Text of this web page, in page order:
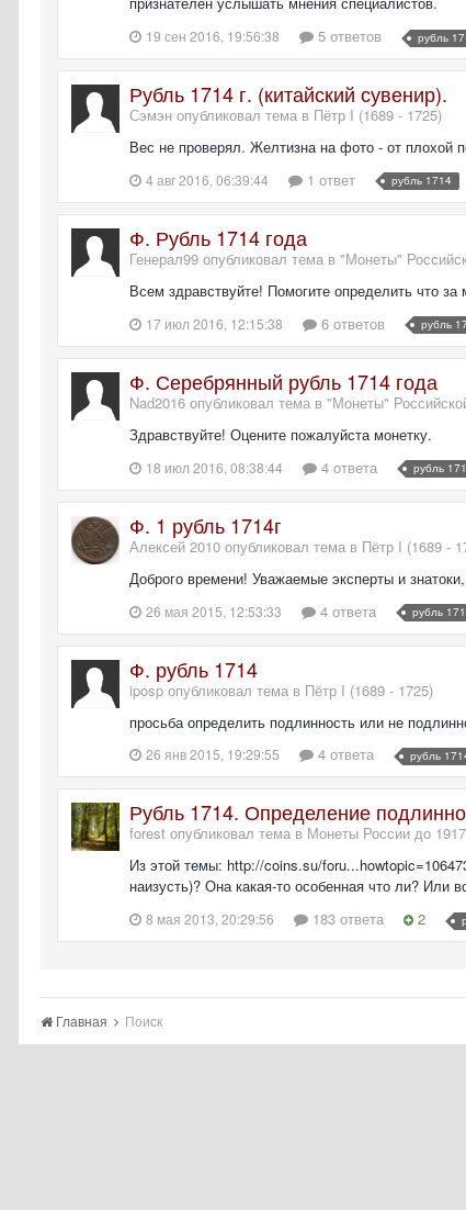
19 сен 2016, 19:56:38 5 ответов рубль
Рубль 1714 г. (китайский сувенир).
Сэмэн опубликовал тема в Пётр I (1689 - 1725)
Вес не проверял. Желтизна на фото - от плохой
4 авг 2016, 06:39:44 1 ответ рубль 1714
Ф. Рубль 1714 года
Генерал99 опубликовал тема в "Монеты"
Всем здравствуйте! Помогите определить что за
17 июл 2016, 12:15:38 6 ответов рубль
Ф. Серебрянный рубль 1714 года
Nad2016 опубликовал тема в "Монеты"
Здравствуйте! Оцените пожалуйста монетку.
18 июл 2016, 08:38:44 4 ответа рубль
Ф. 1 рубль 1714г
Алексей 2010 опубликовал тема в Пётр I (1689 -
Доброго времени! Уважаемые эксперты и
26 мая 2015, 12:53:33 4 ответа рубль
Ф. рубль 1714
iposp опубликовал тема в Пётр I (1689 - 1725)
просьба определить подлинность или не
26 янв 2015, 19:29:55 4 ответа рубль
Рубль 1714. Определение
forest опубликовал тема в Монеты России до
Из этой темы: http://coins.su/
наизусть)? Она какая-то особенная что ли? Или
8 мая 2013, 20:29:56 183 ответа 2
Главная Поиск